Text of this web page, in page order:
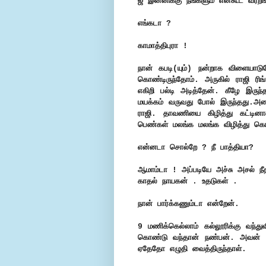
எங்கடா ?
காமாத்திபுரா !
நான் கபடி(யும்) நன்றாக
கொண்டிருந்தோம். அருகில் ராஜி
எகிறி பல்டி அடித்தேன். கீழே
மயக்கம் வருவது போல்
ராஜி. தாவணியை கிழித்து
பெண்கள் மலங்க மலங்க விழித்து
என்னடா சொல்றே ? நீ பாத்தியா?
ஆமாம்டா ! அப்படியே அச்சு அசல்
காதல் நாயகன் . உதடுகள் .
நான் பார்க்கணும்டா என்றேன்.
9 மணிக்கெல்லாம் கல்லூரிக்கு
கொண்டு வந்தான் நண்பன். அவன்
ஏதேதோ எழுதி வைத்திருந்தாள்.